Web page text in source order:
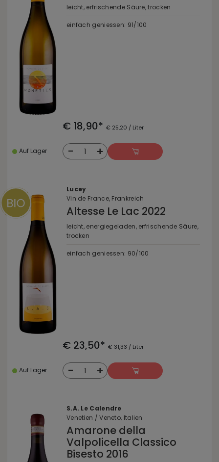
leicht, erfrischende Säure, trocken
einfach geniessen: 91/100
€ 18,90* € 25,20 / Liter
Auf Lager - 1 +
Lucey
Vin de France, Frankreich
Altesse Le Lac 2022
leicht, energiegeladen, erfrischende Säure,
trocken
einfach geniessen: 90/100
€ 23,50* € 31,33 / Liter
Auf Lager - 1 +
S.A. Le Calendre
Venetien / Veneto, Italien
Amarone della
Valpolicella Classico
Bisesto 2016